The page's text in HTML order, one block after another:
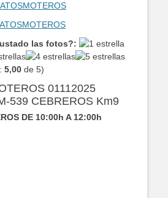
las fotos?:
5,00 de 5)
01112025
539 CEBREROS Km9
DE 10:00h A 12:00h